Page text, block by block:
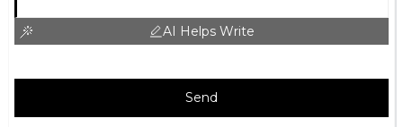
AI Helps Write
Send